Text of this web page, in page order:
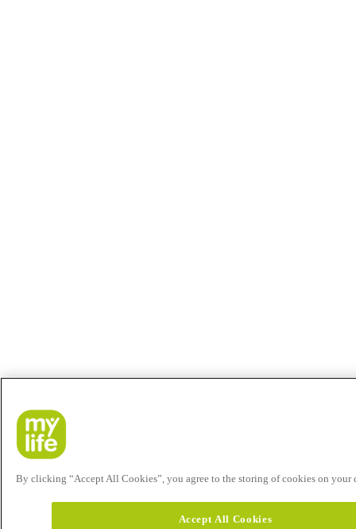
By clicking “Accept All Cookies”, you agree to the storing of cookies on your
Accept All Cookies